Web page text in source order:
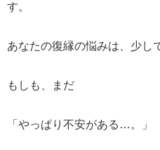
す。
あなたの復縁の悩みは、少し
もしも、まだ
「やっぱり不安がある…。」